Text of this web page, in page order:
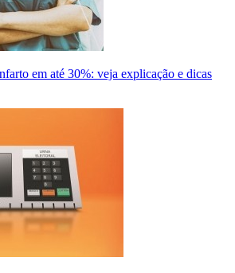
em até 30%: veja explicação e dicas